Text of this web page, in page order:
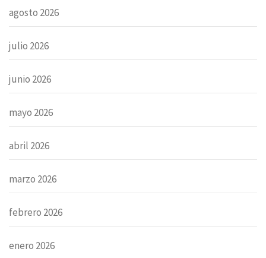
agosto 2026
julio 2026
junio 2026
mayo 2026
abril 2026
marzo 2026
febrero 2026
enero 2026